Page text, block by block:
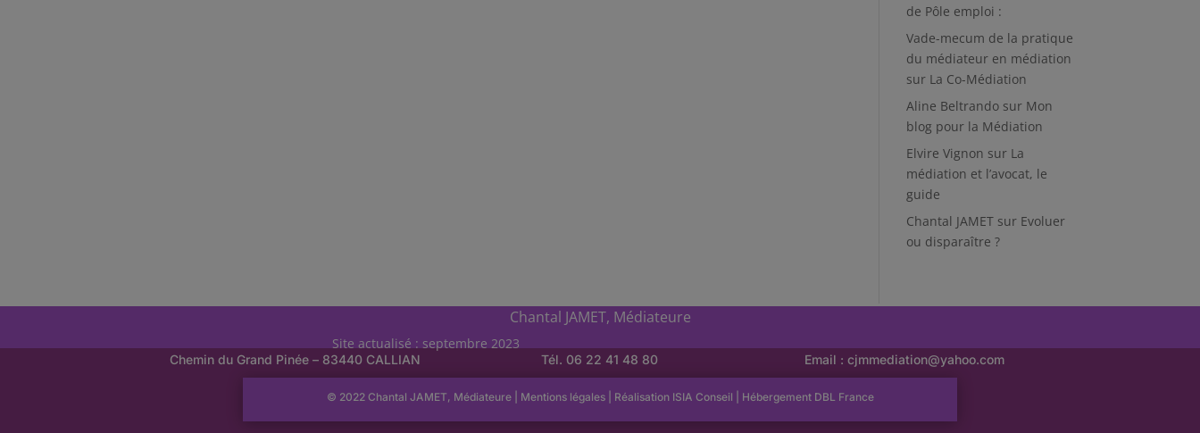
de Pôle emploi :
Vade-mecum de la pratique
du médiateur en médiation
sur La Co-Médiation
Aline Beltrando sur Mon
blog pour la Médiation
Elvire Vignon sur La
médiation et l’avocat, le
guide
Chantal JAMET sur Evoluer
ou disparaître ?
Chantal JAMET, Médiateure
Site actualisé : septembre 2023
Chemin du Grand Pinée – 83440 CALLIAN Tél. 06 22 41 48 80 Email :cjmmediation@yahoo.com
© 2022 Chantal JAMET, Médiateure | Mentions légales| Réalisation ISIA Conseil Hébergement DBL France